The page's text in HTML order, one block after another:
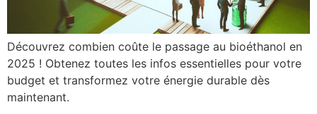
Découvrez combien coûte le passage au bioéthanol en
2025 ! Obtenez toutes les infos essentielles pour votre
budget et transformez votre énergie durable dès
maintenant.